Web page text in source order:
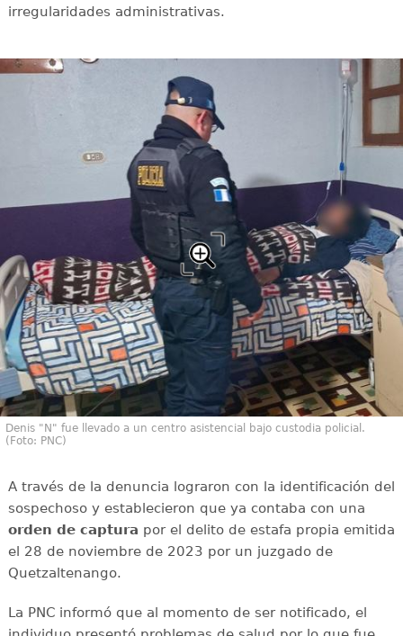
irregularidades administrativas.
Denis "N" fue llevado a un centro asistencial bajo custodia policial.
(Foto: PNC)
A través de la denuncia lograron con la identificación del
sospechoso y establecieron que ya contaba con una
orden de captura por el delito de estafa propia emitida
el 28 de noviembre de 2023 por un juzgado de
Quetzaltenango.
La PNC informó que al momento de ser notificado, el